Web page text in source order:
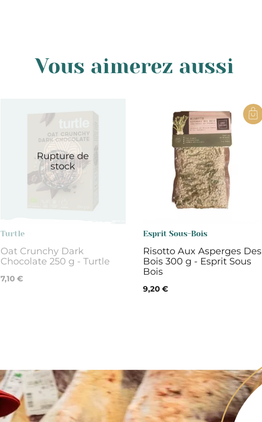
Vous aimerez aussi
Rupture de
stock
Turtle
Oat Crunchy Dark
Chocolate 250 g - Turtle
7,10 €
Esprit Sous-Bois
Risotto Aux Asperges Des
Bois 300 g - Esprit Sous
Bois
9,20 €